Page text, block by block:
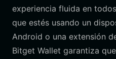
experiencia fluida en
que estés usando un
Android o una extensión
Bitget Wallet garantiza